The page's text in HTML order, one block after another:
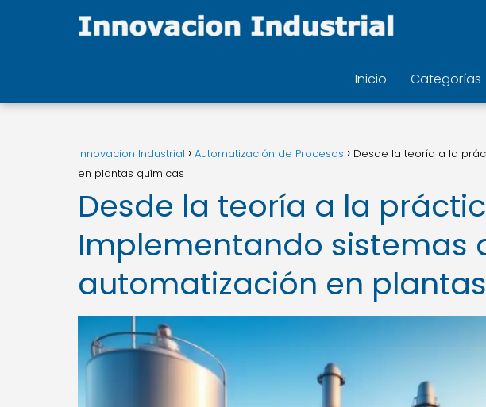
Inicio Categorías
Innovacion Industrial Automatización de Procesos
Desde la teoría a la
en plantas químicas
Desde la teoría a la
Implementando sistemas
automatización en